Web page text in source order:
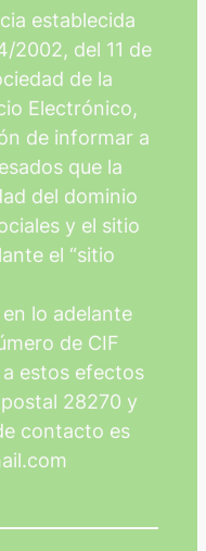
establecida
2002, del 11 de
de la
Electrónico,
de informar a
que la
del dominio
y el sitio
el “sitio
lo adelante
de CIF
estos efectos
28270 y
contacto es